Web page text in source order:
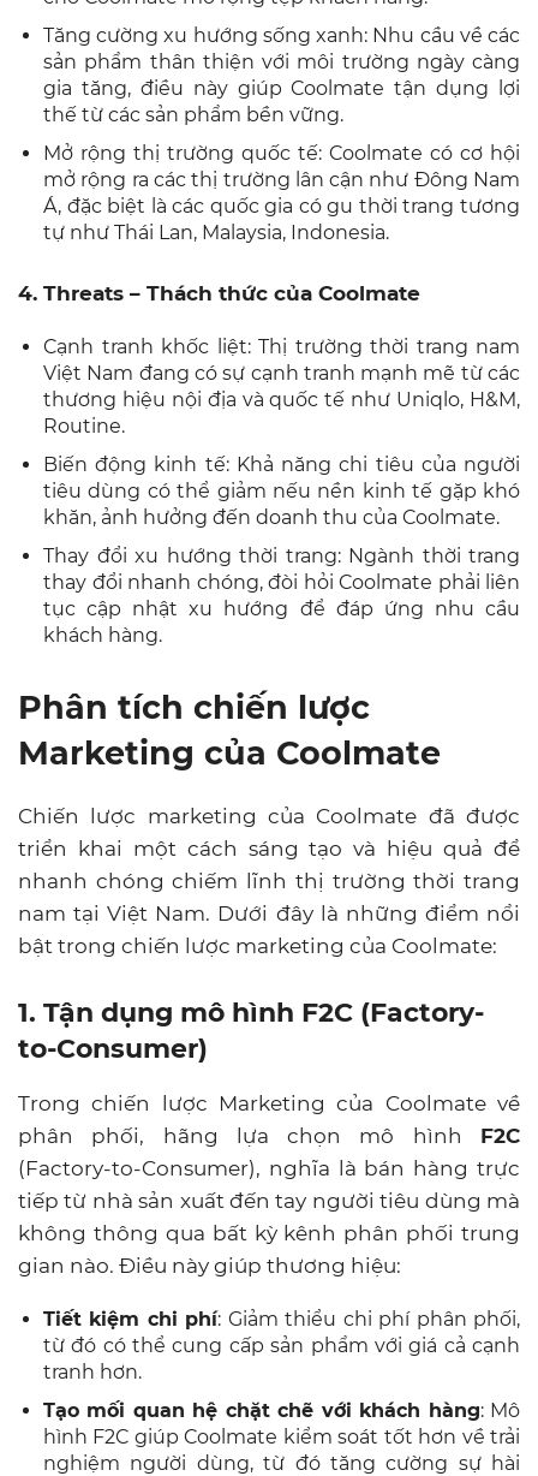
Tăng cường xu hướng sống xanh: Nhu cầu về các
sản phẩm thân thiện với môi trường ngày càng
gia tăng, điều này giúp Coolmate tận dụng lợi
thế từ các sản phẩm bền vững.
Mở rộng thị trường quốc tế: Coolmate có cơ hội
mở rộng ra các thị trường lân cận như Đông Nam
Á, đặc biệt là các quốc gia có gu thời trang tương
tự như Thái Lan, Malaysia, Indonesia.
4. Threats – Thách thức của Coolmate
Cạnh tranh khốc liệt: Thị trường thời trang nam
Việt Nam đang có sự cạnh tranh mạnh mẽ từ các
thương hiệu nội địa và quốc tế như Uniqlo, H&M,
Routine.
Biến động kinh tế: Khả năng chi tiêu của người
tiêu dùng có thể giảm nếu nền kinh tế gặp khó
khăn, ảnh hưởng đến doanh thu của Coolmate.
Thay đổi xu hướng thời trang: Ngành thời trang
thay đổi nhanh chóng, đòi hỏi Coolmate phải liên
tục cập nhật xu hướng để đáp ứng nhu cầu
khách hàng.
Phân tích chiến lược
Marketing của Coolmate
Chiến lược marketing của Coolmate đã được
triển khai một cách sáng tạo và hiệu quả để
nhanh chóng chiếm lĩnh thị trường thời trang
nam tại Việt Nam. Dưới đây là những điểm nổi
bật trong chiến lược marketing của Coolmate:
1. Tận dụng mô hình F2C (Factory-
to-Consumer)
Trong chiến lược Marketing của Coolmate về
phân phối, hãng lựa chọn mô hình F2C
(Factory-to-Consumer), nghĩa là bán hàng trực
tiếp từ nhà sản xuất đến tay người tiêu dùng mà
không thông qua bất kỳ kênh phân phối trung
gian nào. Điều này giúp thương hiệu:
Tiết kiệm chi phí: Giảm thiểu chi phí phân phối,
từ đó có thể cung cấp sản phẩm với giá cả cạnh
tranh hơn.
Tạo mối quan hệ chặt chẽ với khách hàng: Mô
hình F2C giúp Coolmate kiểm soát tốt hơn về trải
nghiệm người dùng, từ đó tăng cường sự hài